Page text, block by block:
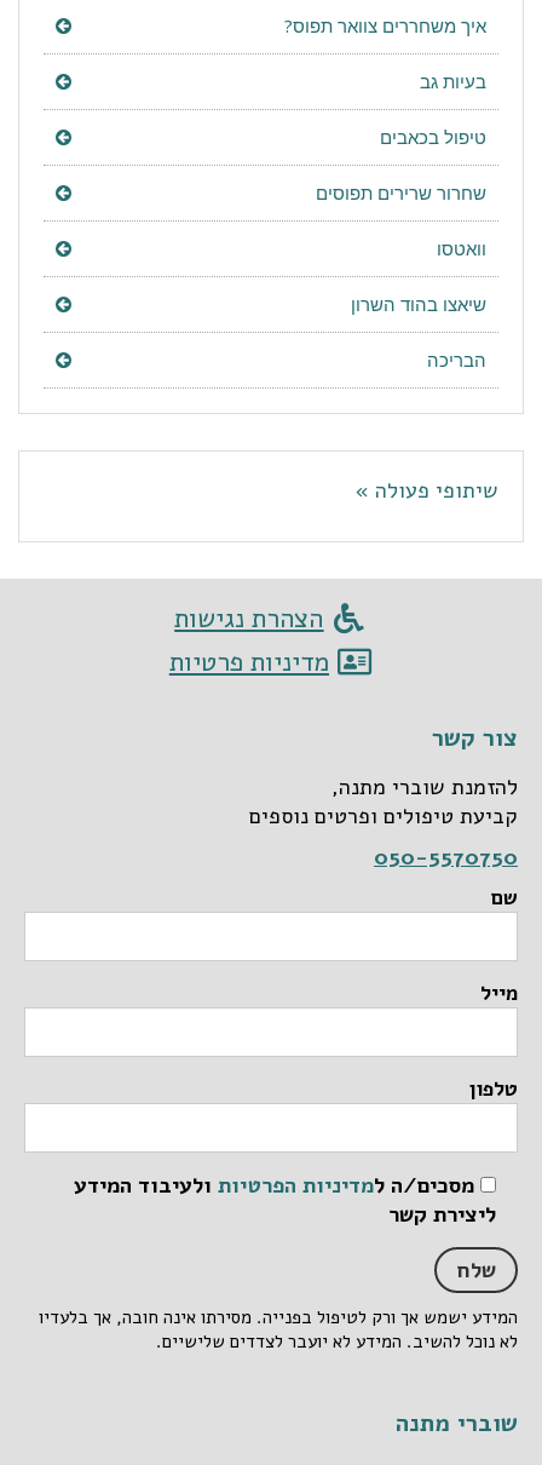
איך משחררים צוואר תפוס?
בעיות גב
טיפול בכאבים
שחרור שרירים תפוסים
וואטסו
שיאצו בהוד השרון
הבריכה
שיתופי פעולה »
הצהרת נגישות
מדיניות פרטיות
צור קשר
להזמנת שוברי מתנה,
קביעת טיפולים ופרטים נוספים
050-5570750
שם
מייל
טלפון
מסכים/ה למדיניות הפרטיות ולעיבוד המידע
ליצירת קשר
המידע ישמש אך ורק לטיפול בפנייה. מסירתו אינה חובה, אך בלעדיו
לא נוכל להשיב. המידע לא יועבר לצדדים שלישיים.
שוברי מתנה